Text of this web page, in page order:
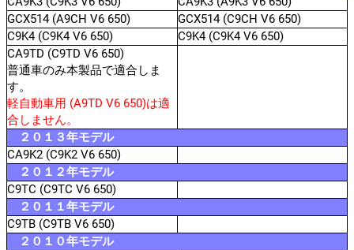
GCX514 (A9CH V6 650)
GCX514 (C9CH V6 650)
C9K4 (C9K4 V6 650)
C9K4 (C9K4 V6 650)
CA9TD (C9TD V6 650)
普通車のみ本製品で適合しま
す。
軽自動車用 (A9TD V6 650)は適
合しません。
２０１３年モデル
CA9K2 (C9K2 V6 650)
２０１２年モデル
C9TC (C9TC V6 650)
２０１１年モデル
C9TB (C9TB V6 650)
２０１０年モデル